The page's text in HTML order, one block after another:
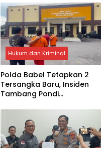
Masyarakat
Hukum dan Kriminal
Polda Babel Tetapkan 2
Tersangka Baru, Insiden
Tambang Pondi